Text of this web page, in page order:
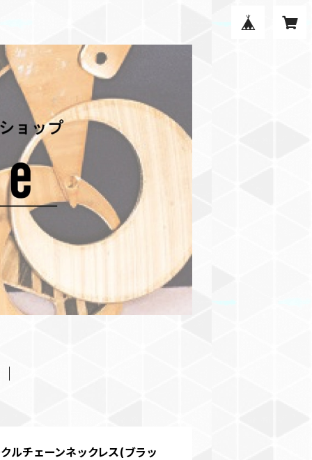
ルチェーンネックレス(ブラッ